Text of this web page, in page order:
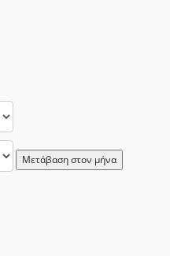
Μετάβαση στον μήνα